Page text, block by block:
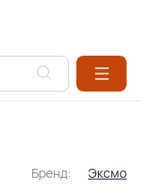
Бренд: Эксмо